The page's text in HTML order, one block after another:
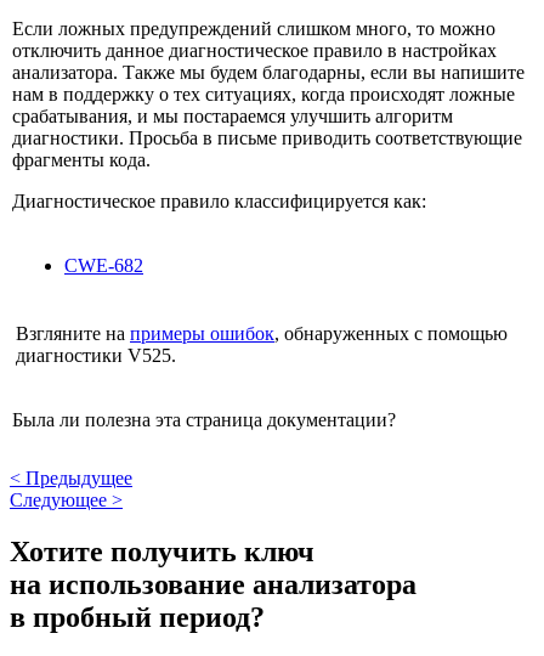
Если ложных предупреждений слишком много, то можно
отключить данное диагностическое правило в настройках
анализатора. Также мы будем благодарны, если вы напишите
нам в поддержку о тех ситуациях, когда происходят ложные
срабатывания, и мы постараемся улучшить алгоритм
диагностики. Просьба в письме приводить соответствующие
фрагменты кода.
Диагностическое правило классифицируется как:
CWE-682
Взгляните на примеры ошибок, обнаруженных с помощью
диагностики V525.
Была ли полезна эта страница документации?
< Предыдущее
Следующее >
Хотите получить ключ
на использование анализатора
в пробный период?